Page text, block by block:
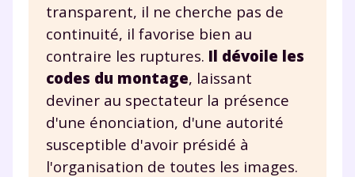
transparent, il ne cherche pas de
continuité, il favorise bien au
contraire les ruptures. Il dévoile les
codes du montage, laissant
deviner au spectateur la présence
d'une énonciation, d'une autorité
susceptible d'avoir présidé à
l'organisation de toutes les images.